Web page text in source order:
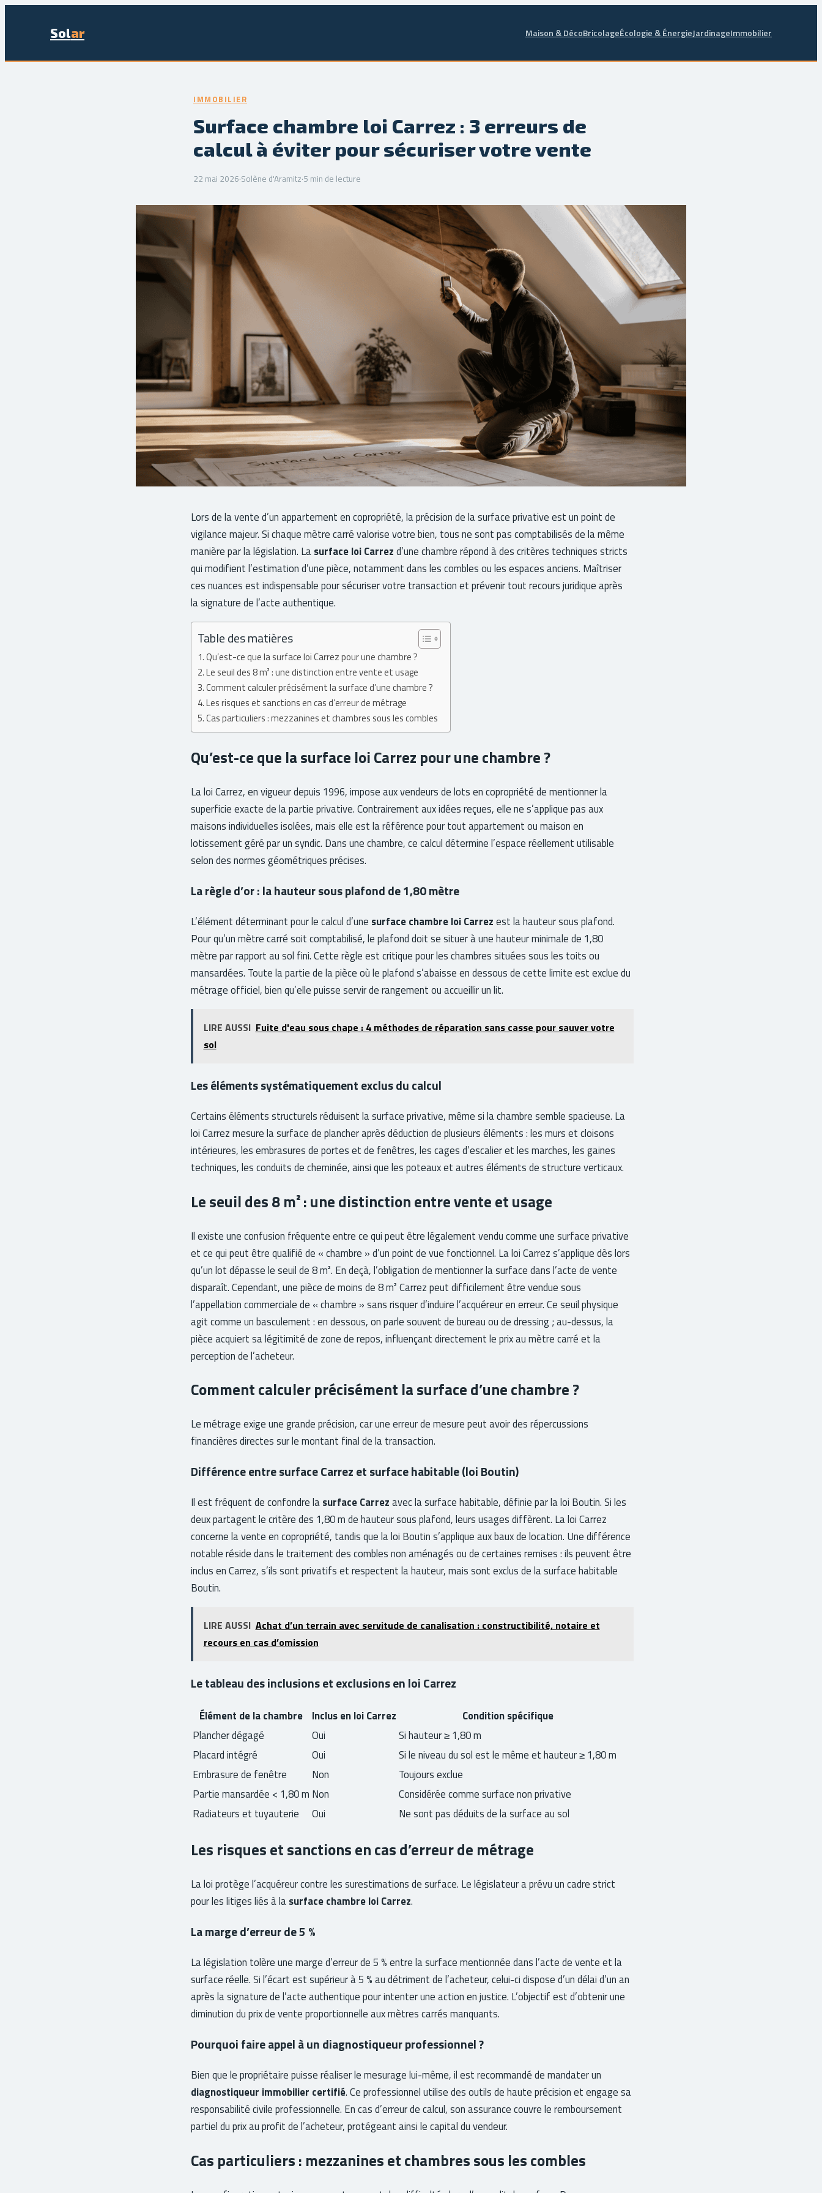
Solar Maison & DécoBricolageÉcologie & ÉnergieJardinageImmobilier
IMMOBILIER
Surface chambre loi Carrez : 3 erreurs de
calcul à éviter pour sécuriser votre vente
22 mai 2026·Solène d'Aramitz·5 min de lecture
Lors de la vente d’un appartement en copropriété, la précision de la surface privative est un point de
vigilance majeur. Si chaque mètre carré valorise votre bien, tous ne sont pas comptabilisés de la même
manière par la législation. La surface loi Carrez d’une chambre répond à des critères techniques stricts
qui modifient l’estimation d’une pièce, notamment dans les combles ou les espaces anciens. Maîtriser
ces nuances est indispensable pour sécuriser votre transaction et prévenir tout recours juridique après
la signature de l’acte authentique.
Table des matières
Qu’est-ce que la surface loi Carrez pour une chambre ?
Le seuil des 8 m² : une distinction entre vente et usage
Comment calculer précisément la surface d’une chambre ?
Les risques et sanctions en cas d’erreur de métrage
Cas particuliers : mezzanines et chambres sous les combles
Qu’est-ce que la surface loi Carrez pour une chambre ?
La loi Carrez, en vigueur depuis 1996, impose aux vendeurs de lots en copropriété de mentionner la
superficie exacte de la partie privative. Contrairement aux idées reçues, elle ne s’applique pas aux
maisons individuelles isolées, mais elle est la référence pour tout appartement ou maison en
lotissement géré par un syndic. Dans une chambre, ce calcul détermine l’espace réellement utilisable
selon des normes géométriques précises.
La règle d’or : la hauteur sous plafond de 1,80 mètre
L’élément déterminant pour le calcul d’une surface chambre loi Carrez est la hauteur sous plafond.
Pour qu’un mètre carré soit comptabilisé, le plafond doit se situer à une hauteur minimale de 1,80
mètre par rapport au sol fini. Cette règle est critique pour les chambres situées sous les toits ou
mansardées. Toute la partie de la pièce où le plafond s’abaisse en dessous de cette limite est exclue du
métrage officiel, bien qu’elle puisse servir de rangement ou accueillir un lit.
LIRE AUSSI Fuite d'eau sous chape : 4 méthodes de réparation sans casse pour sauver votre
sol
Les éléments systématiquement exclus du calcul
Certains éléments structurels réduisent la surface privative, même si la chambre semble spacieuse. La
loi Carrez mesure la surface de plancher après déduction de plusieurs éléments : les murs et cloisons
intérieures, les embrasures de portes et de fenêtres, les cages d’escalier et les marches, les gaines
techniques, les conduits de cheminée, ainsi que les poteaux et autres éléments de structure verticaux.
Le seuil des 8 m² : une distinction entre vente et usage
Il existe une confusion fréquente entre ce qui peut être légalement vendu comme une surface privative
et ce qui peut être qualifié de « chambre » d’un point de vue fonctionnel. La loi Carrez s’applique dès lors
qu’un lot dépasse le seuil de 8 m². En deçà, l’obligation de mentionner la surface dans l’acte de vente
disparaît. Cependant, une pièce de moins de 8 m² Carrez peut difficilement être vendue sous
l’appellation commerciale de « chambre » sans risquer d’induire l’acquéreur en erreur. Ce seuil physique
agit comme un basculement : en dessous, on parle souvent de bureau ou de dressing ; au-dessus, la
pièce acquiert sa légitimité de zone de repos, influençant directement le prix au mètre carré et la
perception de l’acheteur.
Comment calculer précisément la surface d’une chambre ?
Le métrage exige une grande précision, car une erreur de mesure peut avoir des répercussions
financières directes sur le montant final de la transaction.
Différence entre surface Carrez et surface habitable (loi Boutin)
Il est fréquent de confondre la surface Carrez avec la surface habitable, définie par la loi Boutin. Si les
deux partagent le critère des 1,80 m de hauteur sous plafond, leurs usages diffèrent. La loi Carrez
concerne la vente en copropriété, tandis que la loi Boutin s’applique aux baux de location. Une différence
notable réside dans le traitement des combles non aménagés ou de certaines remises : ils peuvent être
inclus en Carrez, s’ils sont privatifs et respectent la hauteur, mais sont exclus de la surface habitable
Boutin.
LIRE AUSSI Achat d’un terrain avec servitude de canalisation : constructibilité, notaire et
recours en cas d’omission
Le tableau des inclusions et exclusions en loi Carrez
Élément de la chambre Inclus en loi Carrez
Condition spécifique
Plancher dégagé
Oui
Si hauteur ≥ 1,80 m
Placard intégré
Oui
Si le niveau du sol est le même et hauteur ≥ 1,80 m
Embrasure de fenêtre
Non
Toujours exclue
Partie mansardée < 1,80 m Non
Considérée comme surface non privative
Radiateurs et tuyauterie
Oui Ne sont pas déduits de la surface au sol
Les risques et sanctions en cas d’erreur de métrage
La loi protège l’acquéreur contre les surestimations de surface. Le législateur a prévu un cadre strict
pour les litiges liés à la surface chambre loi Carrez.
La marge d’erreur de 5 %
La législation tolère une marge d’erreur de 5 % entre la surface mentionnée dans l’acte de vente et la
surface réelle. Si l’écart est supérieur à 5 % au détriment de l’acheteur, celui-ci dispose d’un délai d’un an
après la signature de l’acte authentique pour intenter une action en justice. L’objectif est d’obtenir une
diminution du prix de vente proportionnelle aux mètres carrés manquants.
Pourquoi faire appel à un diagnostiqueur professionnel ?
Bien que le propriétaire puisse réaliser le mesurage lui-même, il est recommandé de mandater un
diagnostiqueur immobilier certifié. Ce professionnel utilise des outils de haute précision et engage sa
responsabilité civile professionnelle. En cas d’erreur de calcul, son assurance couvre le remboursement
partiel du prix au profit de l’acheteur, protégeant ainsi le capital du vendeur.
Cas particuliers : mezzanines et chambres sous les combles